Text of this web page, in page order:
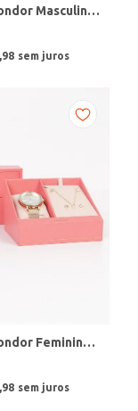
Relógio Condor Masculino PRETO
98
Relógio Condor Feminino DOURADO
98